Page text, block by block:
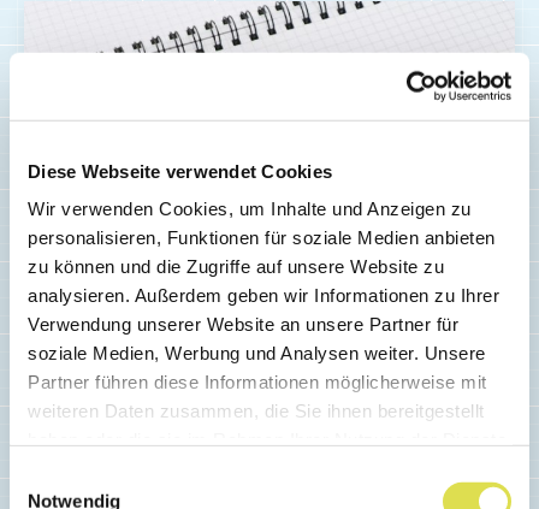
Diese Webseite verwendet Cookies
Wir verwenden Cookies, um Inhalte und Anzeigen zu
personalisieren, Funktionen für soziale Medien anbieten
zu können und die Zugriffe auf unsere Website zu
analysieren. Außerdem geben wir Informationen zu Ihrer
Verwendung unserer Website an unsere Partner für
soziale Medien, Werbung und Analysen weiter. Unsere
Partner führen diese Informationen möglicherweise mit
weiteren Daten zusammen, die Sie ihnen bereitgestellt
Einwilligungsauswahl
Notwendig
MEDIEN
Lernkarten auf dem